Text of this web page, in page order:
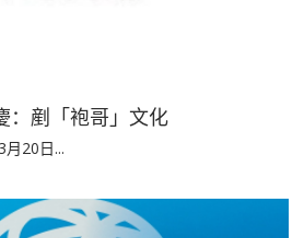
：剷「袍哥」文化
月20日...